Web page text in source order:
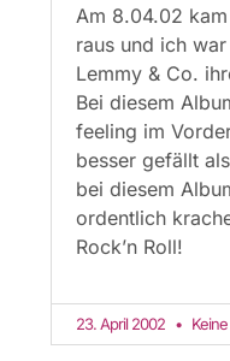
Am 8.04.02
raus und ich
Lemmy & Co.
Bei diesem
feeling im
besser gefällt
bei diesem
ordentlich
Rock’n Roll!
23. April 2002